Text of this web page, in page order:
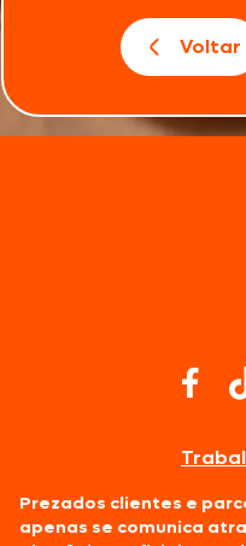
Voltar
Prezados clientes e
apenas se comunica